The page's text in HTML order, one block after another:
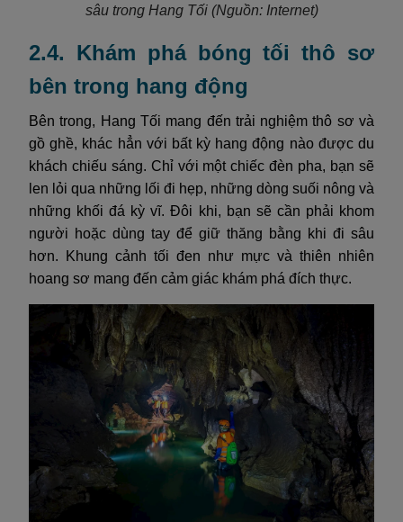
sâu trong Hang Tối (Nguồn: Internet)
2.4. Khám phá bóng tối thô sơ
bên trong hang động
Bên trong, Hang Tối mang đến trải nghiệm thô sơ và
gồ ghề, khác hẳn với bất kỳ hang động nào được du
khách chiếu sáng. Chỉ với một chiếc đèn pha, bạn sẽ
len lỏi qua những lối đi hẹp, những dòng suối nông và
những khối đá kỳ vĩ. Đôi khi, bạn sẽ cần phải khom
người hoặc dùng tay để giữ thăng bằng khi đi sâu
hơn. Khung cảnh tối đen như mực và thiên nhiên
hoang sơ mang đến cảm giác khám phá đích thực.